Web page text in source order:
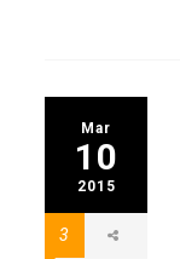
Mar
10
2015
3